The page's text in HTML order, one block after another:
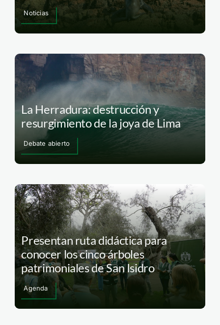
Noticias
La Herradura: destrucción y
resurgimiento de la joya de Lima
Debate abierto
Presentan ruta didáctica para
conocer los cinco árboles
patrimoniales de San Isidro
Agenda